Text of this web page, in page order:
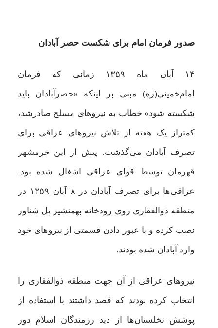
صدور فرمان امام برای شکست حصر آبادان
۱۴ آبان ماه ۱۳۵۹ زمانی‌ که فرمان
امام‌خمینی(ره) مبنی‌ بر ‌اینکه «حصرآبادان باید
شکسته شود» خطاب به نیروهای مسلح صادرشد،
کمتراز یک ‌هفته از تلاش نیروهای عراقی برای
تصرف آبادان می‌گذشت. پیش از این خرمشهر
قهرمان توسط قوای ‌عراقی اشغال شده بود.
عراقی‌ها برای تصرف آبادان در ۸ آبان ۱۳۵۹ در
منطقه ذوالفقاری روی رودخانه بهمنشیر پل شناور
نصب کرده و با عبور دادن قسمتی از نیروهای خود
وارد آبادان شده بودند.
نیروهای عراقی از آن جهت منطقه ذوالفقاری را
انتخاب کرده بودند که قصد داشتند با استفاده از
پوشش نخلستان‌ها از دید رزمندگان اسلام دور